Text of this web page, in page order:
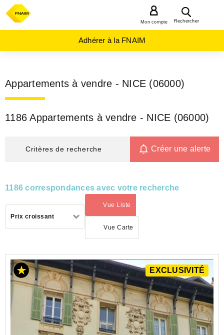
Rechercher
Mon compte
Adhérer à la FNAIM
Appartements à vendre - NICE (06000)
1186 Appartements à vendre - NICE (06000)
Critères de recherche Créer une alerte
1186 correspondances avec votre recherche
Prix croissant
Vue Liste
(activé)
Vue Carte
ACHAT
APPARTEMENT
PROVENCE-
ALPES-
ALPES-
MARITIMES
EXCLUSIVITÉ